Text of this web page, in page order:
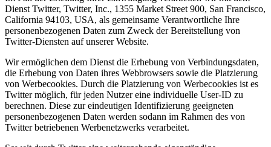
Dienst Twitter, Twitter, Inc., 1355 Market Street 900, San Francisco,
California 94103, USA, als gemeinsame Verantwortliche Ihre
personenbezogenen Daten zum Zweck der Bereitstellung von
Twitter-Diensten auf unserer Website.
Wir ermöglichen dem Dienst die Erhebung von Verbindungsdaten,
die Erhebung von Daten ihres Webbrowsers sowie die Platzierung
von Werbecookies. Durch die Platzierung von Werbecookies ist es
Twitter möglich, für jeden Nutzer eine individuelle User-ID zu
berechnen. Diese zur eindeutigen Identifizierung geeigneten
personenbezogenen Daten werden sodann im Rahmen des von
Twitter betriebenen Werbenetzwerks verarbeitet.